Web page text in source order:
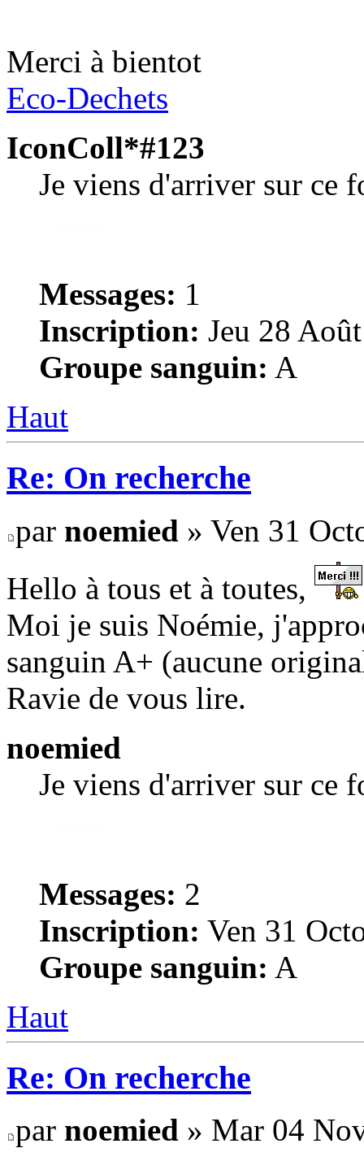
Merci à bientot
Eco-Dechets
IconColl*#123
Je viens d'arriver sur ce
Messages: 1
Inscription: Jeu 28
Groupe sanguin: A
Haut
Re: On recherche
par noemied » Ven 31
Hello à tous et à toutes,
Moi je suis Noémie,
sanguin A+ (aucune
Ravie de vous lire.
noemied
Je viens d'arriver sur ce
Messages: 2
Inscription: Ven 31
Groupe sanguin: A
Haut
Re: On recherche
par noemied » Mar 04